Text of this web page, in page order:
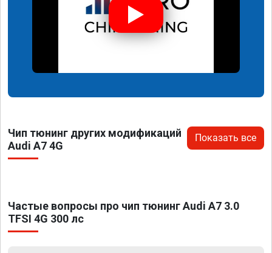
Чип тюнинг других модификаций
Audi A7 4G
Показать все
Частые вопросы про чип тюнинг Audi A7 3.0
TFSI 4G 300 лс